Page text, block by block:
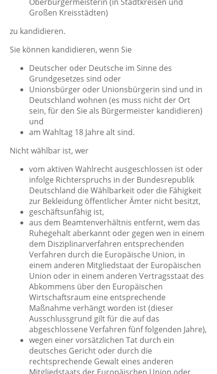
Großen Kreisstädten)
zu kandidieren.
Sie können kandidieren, wenn Sie
Deutscher oder Deutsche im Sinne des
Grundgesetzes sind oder
Unionsbürger oder Unionsbürgerin sind und in
Deutschland wohnen (es muss nicht der Ort
sein, für den Sie als Bürgermeister kandidieren)
und
am Wahltag 18 Jahre alt sind.
Nicht wählbar ist, wer
vom aktiven Wahlrecht ausgeschlossen ist oder
infolge Richterspruchs in der Bundesrepublik
Deutschland die Wählbarkeit oder die Fähigkeit
zur Bekleidung öffentlicher Ämter nicht besitzt,
geschäftsunfähig ist,
aus dem Beamtenverhältnis entfernt, wem das
Ruhegehalt aberkannt oder gegen wen in einem
dem Disziplinarverfahren entsprechenden
Verfahren durch die Europäische Union, in
einem anderen Mitgliedstaat der Europäischen
Union oder in einem anderen Vertragsstaat des
Abkommens über den Europäischen
Wirtschaftsraum eine entsprechende
Maßnahme verhängt worden ist (dieser
Ausschlussgrund gilt für die auf das
abgeschlossene Verfahren fünf folgenden Jahre),
wegen einer vorsätzlichen Tat durch ein
deutsches Gericht oder durch die
rechtsprechende Gewalt eines anderen